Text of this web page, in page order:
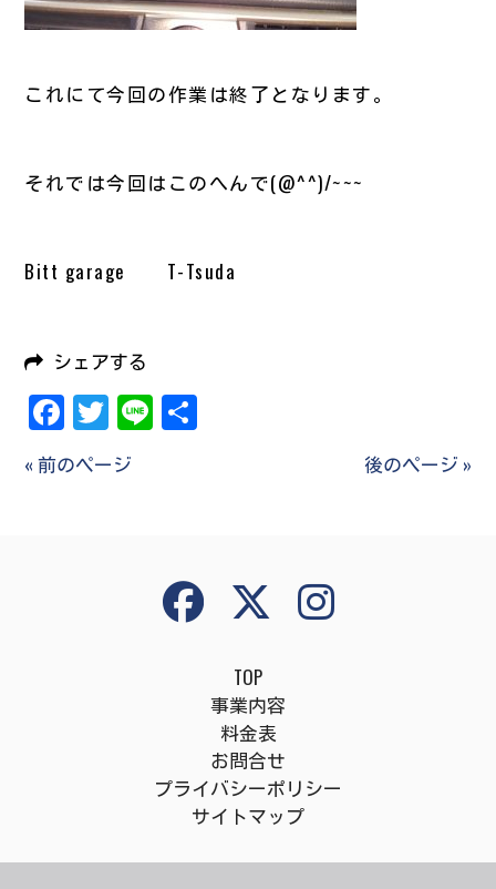
これにて今回の作業は終了となります。
それでは今回はこのへんで(@^^)/~~~
Bitt garage T-Tsuda
シェアする
Facebook
Twitter
Line
« 前のページ 後のページ »
TOP
事業内容
料金表
お問合せ
プライバシーポリシー
サイトマップ